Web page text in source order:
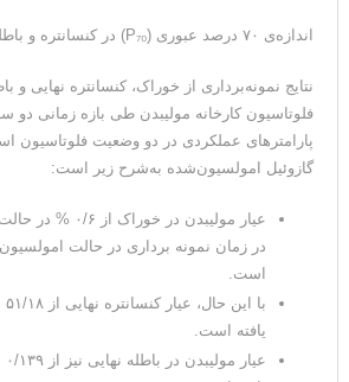
اندازه‌ی ۷۰ درصد عبوری (P₇₀) در کنسانتره و باطله
نتایج نمونه‌برداری از خوراک، کنسانتره نهایی و
فلوتاسیون کارخانه مولیبدن طی بازه زمانی دو
پارامترهای عملکردی در دو وضعیت فلوتاسیون
گازوئیل امولسیون‌شده به‌شرح زیر است:
در زمان نمونه برداری در حالت
است.
یافته است.